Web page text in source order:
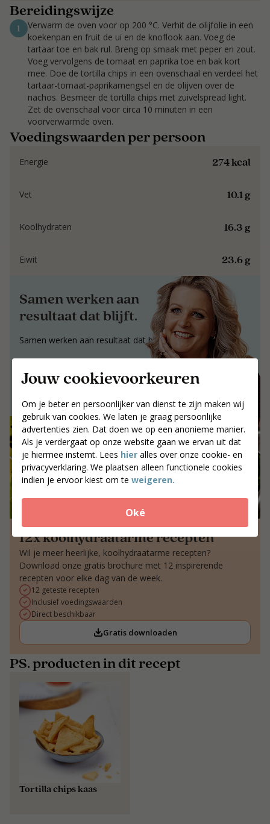
Jouw cookievoorkeuren
Om je beter en persoonlijker van dienst te zijn maken wij
gebruik van cookies. We laten je graag persoonlijke
advertenties zien. Dat doen we op een anonieme manier.
Als je verdergaat op onze website gaan we ervan uit dat
je hiermee instemt. Lees hier alles over onze cookie- en
privacyverklaring. We plaatsen alleen functionele cookies
indien je ervoor kiest om te weigeren.
Oké
Bereidingswijze
1
Verwarm de oven voor op 200 °C. Verhit de olijfolie in een
koekenpan en fruit de ui en de knoflook aan. Voeg de
tartaar toe en bak rul. Breng op smaak met peper en zout.
Voeg vervolgens de tomaat en paprika toe en bak kort
mee. Doe de tortilla chips in een ovenschaal en verdeel het
tartaar-tomaat-paprikamengsel en de olijven over de
nachos. Besmeer de tortilla chips met zuivelspread light.
Zet de ovenschaal voor circa 10 minuten in een
voorverwarmde oven.
Voedingswaarden per persoon
274 kcal
Energie
10.1 g
Vet
16.3 g
Koolhydraten
23.6 g
Eiwit
PS. producten in dit recept
Tortilla chips kaas
Samen werken aan
resultaat dat blijft.
Samen werken aan resultaat dat blijft.
Jouw postcode
Zoek coaches
12x koolhydraatarme recepten
Wil je meer heerlijke, koolhydraatarme recepten?
Download onze gratis brochure met 12 inspirerende
recepten voor elke dag van de week.
12 geteste recepten
Inclusief voedingswaarden
Direct beschikbaar
Gratis downloaden